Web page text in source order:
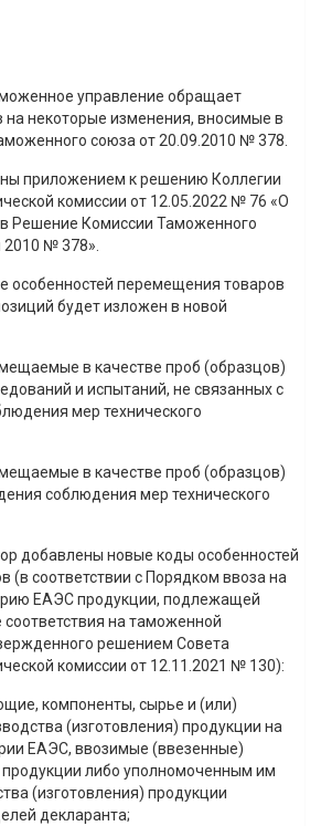
управление обращает
на некоторые изменения, вносимые в
союза от 20.09.2010 № 378.
приложением к решению Коллегии
комиссии от 12.05.2022 № 76 «О
Решение Комиссии Таможенного
2010 № 378».
особенностей перемещения товаров
будет изложен в новой
в качестве проб (образцов)
и испытаний, не связанных с
мер технического
в качестве проб (образцов)
соблюдения мер технического
добавлены новые коды особенностей
(в соответствии с Порядком ввоза на
ЕАЭС продукции, подлежащей
на таможенной
решением Совета
комиссии от 12.11.2021 № 130):
компоненты, сырье и (или)
(изготовления) продукции на
ЕАЭС, ввозимые (ввезенные)
продукции либо уполномоченным им
(изготовления) продукции
декларанта;